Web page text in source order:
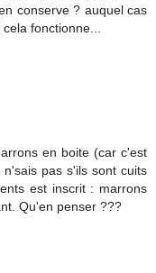
conserve ? auquel cas
fonctionne...
en boite (car c'est
pas s'ils sont cuits
est inscrit : marrons
Qu'en penser ???